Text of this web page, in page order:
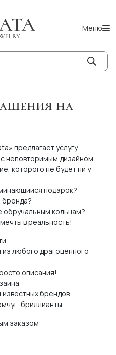
Меню
на
предлагает услугу
неповторимым дизайном.
которого не будет ни у
подарок?
бренда?
обручальным кольцам?
в реальность!
любого драгоценного
описания!
брендов
бриллианты
заказом: